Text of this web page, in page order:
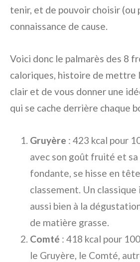
tenir, et de pouvoir choisir (ou
connaissance de cause.
Voici donc le palmarès des 8
caloriques, histoire de mettre
clair et de vous donner une
qui se cache derrière chaque
Gruyère : 423 kcal pour
avec son goût fruité et
fondante, se hisse en
classement. Un
aussi bien à la
de matière grasse.
Comté : 418 kcal pour
le Gruyère, le Comté,